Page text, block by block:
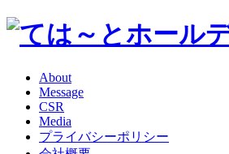
About
Message
CSR
Media
プライバシーポリシー